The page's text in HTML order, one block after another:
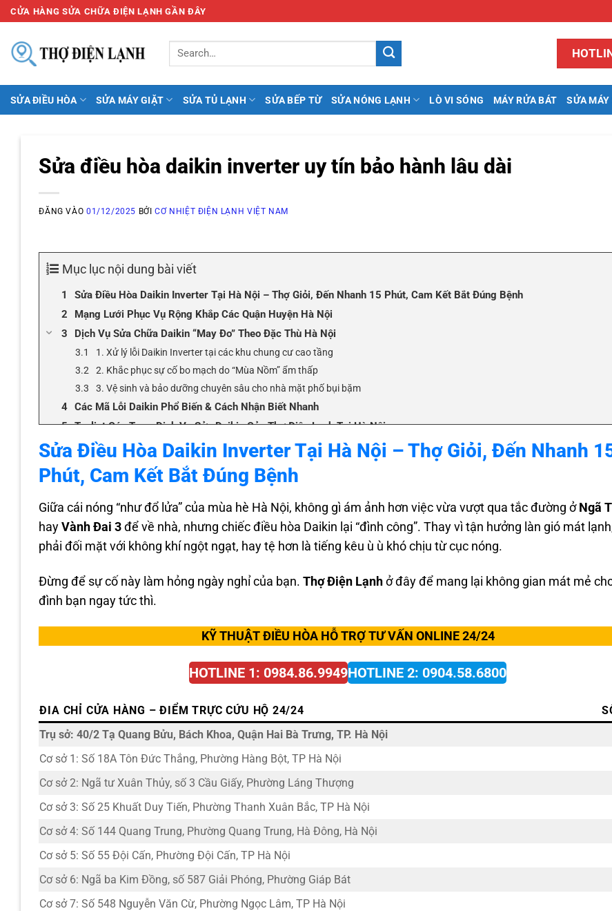
Bỏ
nội
dung
CỬA HÀNG SỬA CHỮA ĐIỆN LẠNH GẦN ĐÂY
SỬA ĐIỀU HÒA SỬA MÁY GIẶT SỬA TỦ LẠNH SỬA BẾP TỪ SỬA NÓNG LẠNH LÒ VI SÓNG MÁY RỬA BÁT SỬA MÁY
Sửa điều hòa daikin inverter uy tín bảo hành lâu dài
ĐĂNG VÀO 01/12/2025 BỞICƠ NHIỆT ĐIỆN LẠNH VIỆT NAM
Mục lục nội dung bài viết
Sửa Điều Hòa Daikin Inverter Tại Hà Nội – Thợ Giỏi, Đến Nhanh 15 Phút, Cam Kết Bắt Đúng Bệnh
Mạng Lưới Phục Vụ Rộng Khắp Các Quận Huyện Hà Nội
Dịch Vụ Sửa Chữa Daikin “May Đo” Theo Đặc Thù Hà Nội
1. Xử lý lỗi Daikin Inverter tại các khu chung cư cao tầng
2. Khắc phục sự cố bo mạch do “Mùa Nồm” ẩm thấp
3. Vệ sinh và bảo dưỡng chuyên sâu cho nhà mặt phố bụi bặm
Các Mã Lỗi Daikin Phổ Biến & Cách Nhận Biết Nhanh
Toplist Các Trạm Dịch Vụ Sửa Daikin Của Thợ Điện Lạnh Tại Hà Nội
Tại Sao Người Hà Nội Tin Chọn “Thợ Điện Lạnh”?
Câu Hỏi Thường Gặp (FAQ) – Thực Tế Tại Hà Nội
Liên Hệ Ngay Để “Giải Nhiệt” Mùa Hè
Sửa Điều Hòa Daikin Inverter Tại Hà Nội – Thợ Giỏi, Đến Nhanh
Phút, Cam Kết Bắt Đúng Bệnh
Giữa cái nóng “như đổ lửa” của mùa hè Hà Nội, không gì ám ảnh hơn việc vừa vượt qua tắc đường ở Ngã
hayVành Đai 3 để về nhà, nhưng chiếc điều hòa Daikin lại “đình công”. Thay vì tận hưởng làn gió mát
phải đối mặt với không khí ngột ngạt, hay tệ hơn là tiếng kêu ù ù khó chịu từ cục nóng.
Đừng để sự cố này làm hỏng ngày nghỉ của bạn.Thợ Điện Lạnh ở đây để mang lại không gian mát mẻ
đình bạn ngay tức thì.
KỸ THUẬT ĐIỀU HÒA HỖ TRỢ TƯ VẤN ONLINE 24/24
HOTLINE 1: 0984.86.9949HOTLINE 2: 0904.58.6800
ĐIA CHỈ CỬA HÀNG – ĐIỂM TRỰC CỨU HỘ 24/24
Trụ sở: 40/2 Tạ Quang Bửu, Bách Khoa, Quận Hai Bà Trưng, TP. Hà Nội
Cơ sở 1: Số 18A Tôn Đức Thắng, Phường Hàng Bột, TP Hà Nội
Cơ sở 2: Ngã tư Xuân Thủy, số 3 Cầu Giấy, Phường Láng Thượng
Cơ sở 3: Số 25 Khuất Duy Tiến, Phường Thanh Xuân Bắc, TP Hà Nội
Cơ sở 4: Số 144 Quang Trung, Phường Quang Trung, Hà Đông, Hà Nội
Cơ sở 5: Số 55 Đội Cấn, Phường Đội Cấn, TP Hà Nội
Cơ sở 6: Ngã ba Kim Đồng, số 587 Giải Phóng, Phường Giáp Bát
Cơ sở 7: Số 548 Nguyễn Văn Cừ, Phường Ngọc Lâm, TP Hà Nội